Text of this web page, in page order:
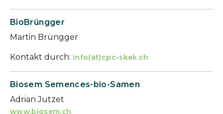
BioBrüngger
Martin Brüngger
Kontakt durch: info(at)cpc-skek.ch
Biosem Semences-bio-Samen
Adrian Jutzet
www.biosem.ch